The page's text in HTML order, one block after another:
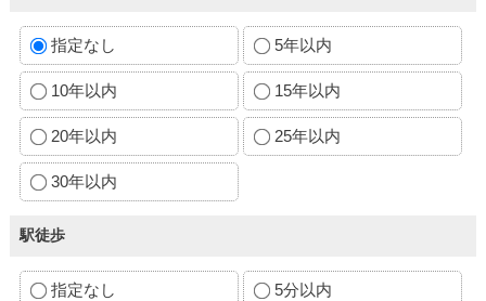
指定なし 5年以内
10年以内 15年以内
20年以内 25年以内
30年以内
駅徒歩
指定なし 5分以内